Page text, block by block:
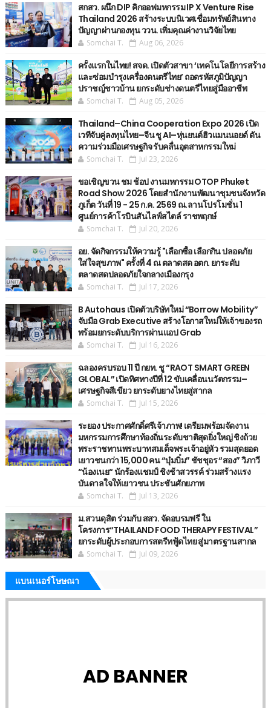
สกสว. ผนึก DIP คิกออฟมหกรรม IP X Venture Rise
Thailand 2026 สร้างระบบนิเวศเชื่อมทรัพย์สินทาง
ปัญญาผ่านกองทุน ววน. เพิ่มคุณค่างานวิจัยไทย
Somchai T. Aug 06, 2026
ครั้งแรกในไทย! สจด. เปิดตัวสาขา ‘เทคโนโลยีการสร้าง
และซ่อมบำรุงเครื่องดนตรีไทย’ ​ถอดรหัสภูมิปัญญา
ปราชญ์ชาวบ้าน ยกระดับช่างดนตรีไทยสู่มืออาชีพ
Somchai T. Aug 05, 2026
Thailand–China Cooperation Expo 2026 เปิด
เวทีจับคู่ลงทุนไทย–จีน ชู AI–หุ่นยนต์ฮิวแมนนอยด์ ดัน
ความร่วมมือเศรษฐกิจ รับคลื่นอุตสาหกรรมใหม่
Somchai T. Jul 23, 2026
ขอเชิญขวน ชม ช้อป งานมหกรรม OTOP Phuket
Road Show 2026 โดยสำนักงานพัฒนาชุมชนจังหวัด
ภูเก็ต วันที่ 19 - 25 ก.ค. 2569 ณ.ลานโปรโมชั่น 1
ศูนย์การค้าโรบินสันไลฟ์สไตล์ ราชพฤกษ์
Somchai T. Jul 20, 2026
อย. จัดกิจกรรมให้ความรู้ "เลือกซื้อ เลือกกิน ปลอดภัย
ใส่ใจสุขภาพ" ครั้งที่ 4 ณ ตลาดสด อตก. ยกระดับ
ตลาดสดปลอดภัยใจกลางเมืองกรุง
Somchai T. Jul 17, 2026
B Autohaus เปิดตัวบริษัทใหม่ “Borrow Mobility”
จับมือ Grab Executive สร้างโอกาสใหม่ให้เจ้าของรถ
พร้อมยกระดับบริการผ่านแอป Grab
Somchai T. Jul 16, 2026
ฉลองครบรอบ 11 ปี กยท. ชู “RAOT SMART GREEN
GLOBAL” เปิดทิศทางปีที่ 12 ขับเคลื่อนนวัตกรรม–
เศรษฐกิจสีเขียว ยกระดับยางไทยสู่สากล
Somchai T. Jul 15, 2026
ระยอง ประกาศศักดิ์ศรีเจ้าภาพ! เตรียมพร้อมจัดงาน
มหกรรมการศึกษาท้องถิ่นระดับชาติสุดยิ่งใหญ่ ชิงถ้วย
พระราชทานพระบาทสมเด็จพระเจ้าอยู่หัว รวมสุดยอด
เยาวชนกว่า 15,000 คน “บุ๋มบิ๋ม” ชัชชุอร “สอง” วิภาวี
“น้องเนย“ นักร้องแชมป์ ชิงช้าสวรรค์ ร่วมสร้างแรง
บันดาลใจให้เยาวชน ประชันศักยภาพ
Somchai T. Jul 13, 2026
ม.สวนดุสิต ร่วมกับ สสว. จัดอบรมฟรี ใน
โครงการ“THAILAND FOOD THERAPY FESTIVAL”
ยกระดับผู้ประกอบการสตรีทฟู้ดไทย สู่มาตรฐานสากล
Somchai T. Jul 09, 2026
แบนเนอร์โษษณา
AD BANNER